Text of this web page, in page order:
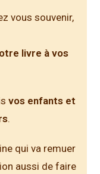
vous souvenir,
livre à vos
vos enfants et
.
qui va remuer
aussi de faire